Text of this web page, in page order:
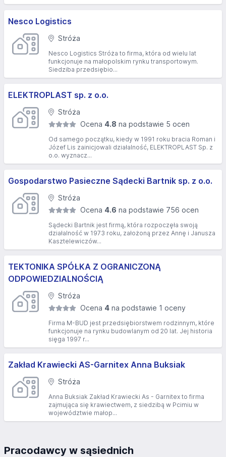
Nesco Logistics
Stróża
Nesco Logistics Stróża to firma, która od wielu lat
funkcjonuje na małopolskim rynku transportowym.
Siedziba przedsiębio...
ELEKTROPLAST sp. z o.o.
Stróża
Ocena 4.8 na podstawie 5 ocen
Od samego początku, kiedy w 1991 roku bracia Roman i
Józef Lis zainicjowali działalność, ELEKTROPLAST Sp. z
o.o. wyznacz...
Gospodarstwo Pasieczne Sądecki Bartnik sp. z o.o.
Stróża
Ocena 4.6 na podstawie 756 ocen
Sądecki Bartnik jest firmą, która rozpoczęła swoją
działalność w 1973 roku, założoną przez Annę i Janusza
Kasztelewiczów...
TEKTONIKA SPÓŁKA Z OGRANICZONĄ
ODPOWIEDZIALNOŚCIĄ
Stróża
Ocena 4 na podstawie 1 oceny
Firma M-BUD jest przedsiębiorstwem rodzinnym, które
funkcjonuje na rynku budowlanym od 20 lat. Jej historia
sięga 1997 r...
Zakład Krawiecki AS-Garnitex Anna Buksiak
Stróża
Anna Buksiak Zakład Krawiecki As - Garnitex to firma
zajmująca się krawiectwem, z siedzibą w Pcimiu w
województwie małop...
Pracodawcy w sąsiednich